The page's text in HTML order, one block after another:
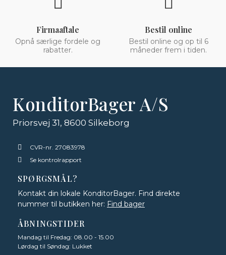
Firmaaftale
Opnå særlige fordele og
rabatter.
Bestil online
Bestil online og op til 6
måneder frem i tiden.
KonditorBager A/S
Priorsvej 31, 8600 Silkeborg
CVR-nr. 27083978
Se kontrolrapport
SPØRGSMÅL?
Kontakt din lokale KonditorBager. Find direkte
nummer til butikken her: Find bager
ÅBNINGSTIDER
Mandag til Fredag: 08.00 - 15.00
Lørdag til Søndag: Lukket